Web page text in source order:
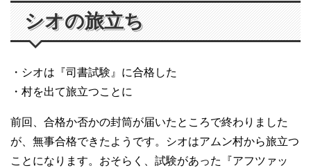
シオの旅立ち
・シオは『司書試験』に合格した
・村を出て旅立つことに
前回、合格か否かの封筒が届いたところで終わりました
が、無事合格できたようです。シオはアムン村から旅立つ
ことになります。おそらく、試験があった『アフツァッ